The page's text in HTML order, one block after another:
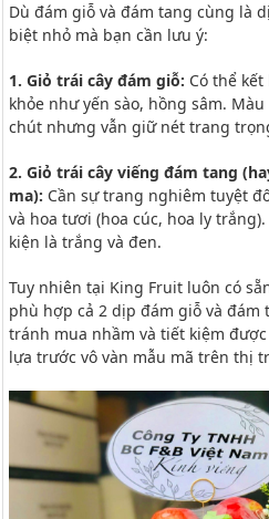
Dù đám giỗ và đám tang cùng là
biệt nhỏ mà bạn cần lưu ý:
1. Giỏ trái cây đám giỗ: Có thể
khỏe như yến sào, hồng sâm.
chút nhưng vẫn giữ nét trang
2. Giỏ trái cây viếng đám tang
ma): Cần sự trang nghiêm tuyệt
và hoa tươi (hoa cúc, hoa ly
kiện là trắng và đen.
Tuy nhiên tại King Fruit luôn có
phù hợp cả 2 dịp đám giỗ và
tránh mua nhầm và tiết kiệm
lựa trước vô vàn mẫu mã trên thị